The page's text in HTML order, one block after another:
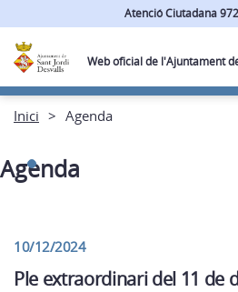
Atenció Ciutadana
Web oficial de l'Ajuntament
Inici Agenda
Agenda
10/12/2024
Ple extraordinari del 11 de